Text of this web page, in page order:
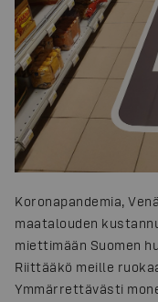
Koronapandemia,
maatalouden
miettimään Suomen
Riittääkö meille
Ymmärrettävästi